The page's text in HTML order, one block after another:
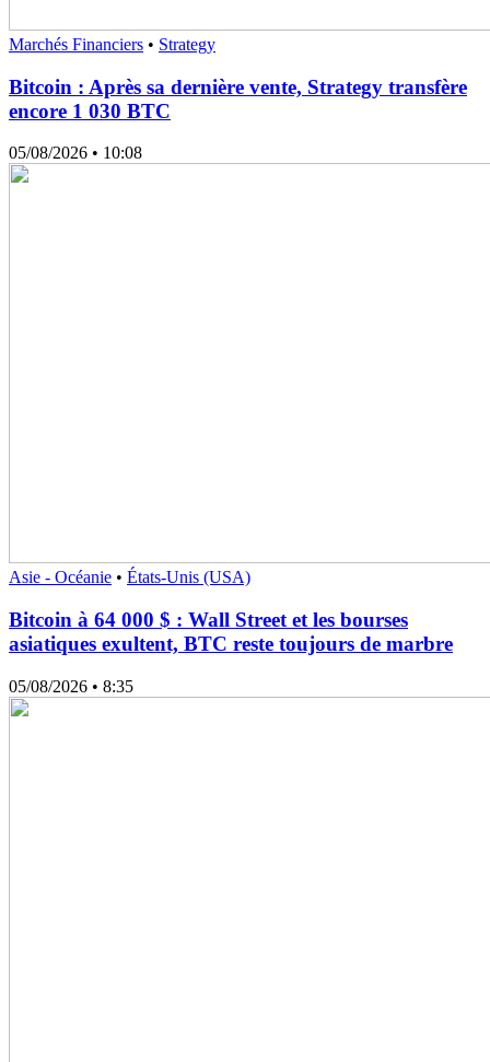
Marchés Financiers • Strategy
Bitcoin : Après sa dernière vente, Strategy transfère
encore 1 030 BTC
05/08/2026 • 10:08
Asie - Océanie • États-Unis (USA)
Bitcoin à 64 000 $ : Wall Street et les bourses
asiatiques exultent, BTC reste toujours de marbre
05/08/2026 • 8:35